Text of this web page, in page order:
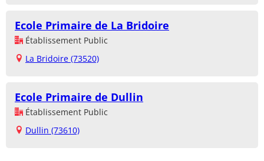
Ecole Primaire de La Bridoire
Établissement Public
La Bridoire (73520)
Ecole Primaire de Dullin
Établissement Public
Dullin (73610)